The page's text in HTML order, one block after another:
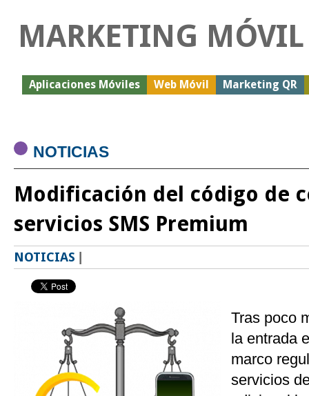
MARKETING MÓVIL
Aplicaciones Móviles Web Móvil Marketing QR
NOTICIAS
Modificación del código de
servicios SMS Premium
NOTICIAS
Tras poco
la entrada
marco
servicios